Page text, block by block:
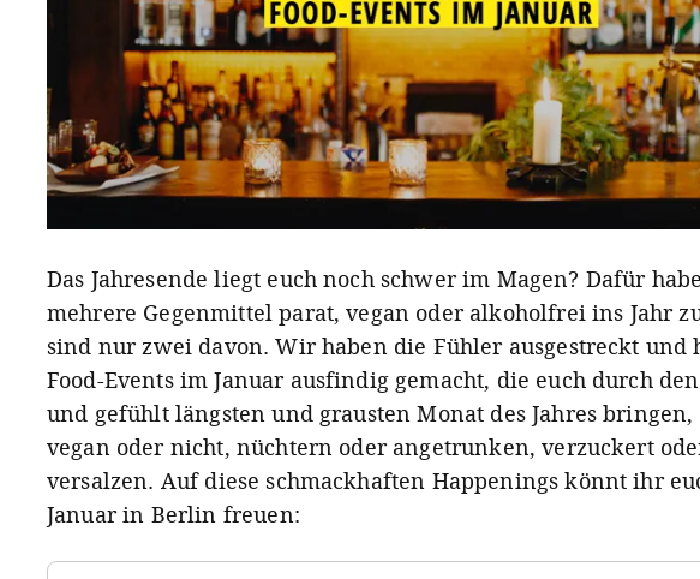
Das Jahresende liegt euch noch schwer im Magen? Dafür
mehrere Gegenmittel parat, vegan oder alkoholfrei ins Jahr
sind nur zwei davon. Wir haben die Fühler ausgestreckt und
Food-Events im Januar ausfindig gemacht, die euch durch
und gefühlt längsten und grausten Monat des Jahres bringen,
vegan oder nicht, nüchtern oder angetrunken, verzuckert
versalzen. Auf diese schmackhaften Happenings könnt ihr
Januar in Berlin freuen: